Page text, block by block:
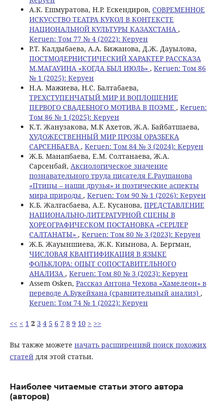
А.К. Ешмуратова, Н.Р. Ескендиров, СОВРЕМЕННОЕ
ИСКУССТВО ТЕАТРА КУКОЛ В КОНТЕКСТЕ
НАЦИОНАЛЬНОЙ КУЛЬТУРЫ КАЗАХСТАНА ,
Keruen: Том 77 № 4 (2022): Керуен
Р.Т. Калдыбаева, A.A. Бижанова, Д.Ж. Дауылова,
ПОСТМОДЕРНИСТИЧЕСКИЙ ХАРАКТЕР РАССКАЗА
М.МАГАУИНА «КОГДА БЫЛ ИЮЛЬ» , Keruen: Том 86
№ 1 (2025): Керуен
Н.А. Мажиева, Н.С. Балтабаева,
ТРЕХСТУПЕНЧАТЫЙ МИР И ВОПЛОЩЕНИЕ
ПЕРВОГО СВАДЕБНОГО МОТИВА В ПОЭМЕ , Keruen:
Том 86 № 1 (2025): Керуен
К.Т. Жанузакова, М.К Ахетов, Ж.А. Байбатшаева,
ХУДОЖЕСТВЕННЫЙ МИР ПРОЗЫ ОРАЗБЕКА
САРСЕНБАЕВА , Keruen: Том 84 № 3 (2024): Керуен
Ж.Б. Манапбаева, Е.М. Солтанаева, Ж.А.
Сарсенбай, Аксиологическое значение
познавательного труда писателя Е.Раушанова
«Птицы – наши друзья» и поэтические аспекты
мира природы , Keruen: Том 90 № 1 (2026): Керуен
К.Б. Жалгасбаева, А.Е. Кусанова, ПРЕДСТАВЛЕНИЕ
НАЦИОНАЛЬНО-ЛИТЕРАТУРНОЙ СЦЕНЫ В
ХОРЕОГРАФИЧЕСКОМ ПОСТАНОВКА «СЕРІЛЕР
САЛТАНАТЫ» , Keruen: Том 80 № 3 (2023): Керуен
Ж.Б. Жауыншиева, Ж.К. Киынова, A. Бергман,
ЧИСЛОВАЯ КВАНТИФИКАЦИЯ В ЯЗЫКЕ
ФОЛЬКЛОРА: ОПЫТ СОПОСТАВИТЕЛЬНОГО
АНАЛИЗА , Keruen: Том 80 № 3 (2023): Керуен
Assem Osken, Рассказ Антона Чехова «Хамелеон» в
переводе А.Букейхана (сравнительный анализ) ,
Keruen: Том 74 № 1 (2022): Керуен
<< < 1 2 3 4 5 6 7 8 9 10 > >>
Вы также можете начать расширеннвй поиск похожих
статейдля этой статьи.
Наиболее читаемые статьи этого автора
(авторов)